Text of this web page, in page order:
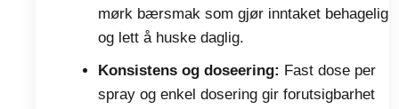
mørk bærsmak som gjør inntaket behagelig
og lett å huske daglig.
Konsistens og doseering: Fast dose per
spray og enkel dosering gir forutsigbarhet